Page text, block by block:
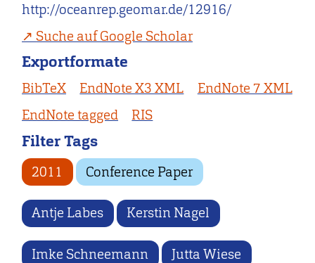
http://oceanrep.geomar.de/12916/
Suche auf Google Scholar
Exportformate
BibTeX EndNote X3 XML
EndNote 7 XML
EndNote tagged
RIS
Filter Tags
2011 Conference Paper
Antje Labes Kerstin Nagel
Imke Schneemann Jutta Wiese